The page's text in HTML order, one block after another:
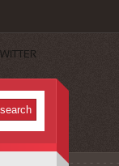
TWITTER